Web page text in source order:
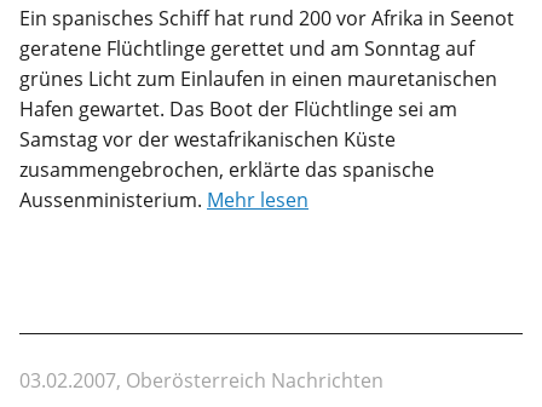
Ein spanisches Schiff hat rund 200 vor Afrika in Seenot
geratene Flüchtlinge gerettet und am Sonntag auf
grünes Licht zum Einlaufen in einen mauretanischen
Hafen gewartet. Das Boot der Flüchtlinge sei am
Samstag vor der westafrikanischen Küste
zusammengebrochen, erklärte das spanische
Aussenministerium. Mehr lesen
03.02.2007, Oberösterreich Nachrichten